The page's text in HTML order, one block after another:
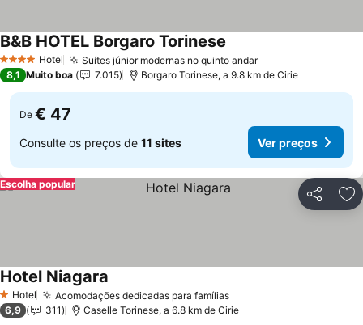
4 EstrelasHotel Suítes júnior modernas no quinto andarVer preços
B&B HOTEL Borgaro Torinese
8,1 Muito boa 7.015 Borgaro Torinese, a 9.8 km de Cirie
De € 47
Consulte os preços de 11 sites Ver preços
Partilhar
Escolha popular
1 Estrelas
Hotel Acomodações dedicadas para famíliasVer preços
Hotel Niagara
6,9 311 Caselle Torinese, a 6.8 km de Cirie